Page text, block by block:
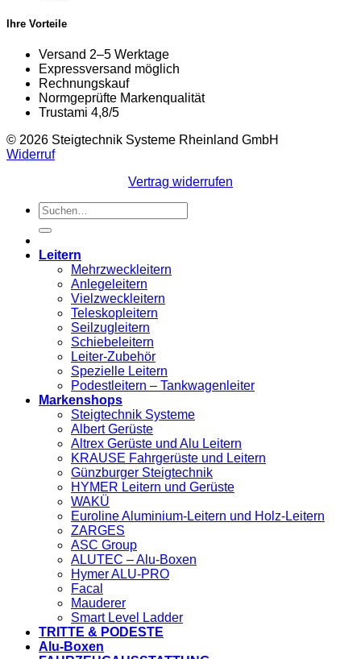
Ihre Vorteile
Versand 2–5 Werktage
Expressversand möglich
Rechnungskauf
Normgeprüfte Markenqualität
Trustami 4,8/5
© 2026 Steigtechnik Systeme Rheinland GmbH
Widerruf
Vertrag widerrufen
Suchen
nach:
Leitern
Mehrzweckleitern
Anlegeleitern
Vielzweckleitern
Teleskopleitern
Seilzugleitern
Schiebeleitern
Leiter-Zubehör
Spezielle Leitern
Podestleitern – Tankwagenleiter
Markenshops
Steigtechnik Systeme
Albert Gerüste
Altrex Gerüste und Alu Leitern
KRAUSE Fahrgerüste und Leitern
Günzburger Steigtechnik
HYMER Leitern und Gerüste
WAKÜ
Euroline Aluminium-Leitern und Holz-Leitern
ZARGES
ASC Group
ALUTEC – Alu-Boxen
Hymer ALU-PRO
Facal
Mauderer
Smart Level Ladder
TRITTE & PODESTE
Alu-Boxen